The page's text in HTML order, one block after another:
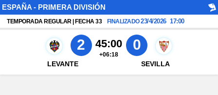
ESPAÑA - PRIMERA DIVISIÓN
TEMPORADA REGULAR | FECHA 33 FINALIZADO23/4/2026 17:00
LEVANTE
2 45:00
+06:18
0
SEVILLA